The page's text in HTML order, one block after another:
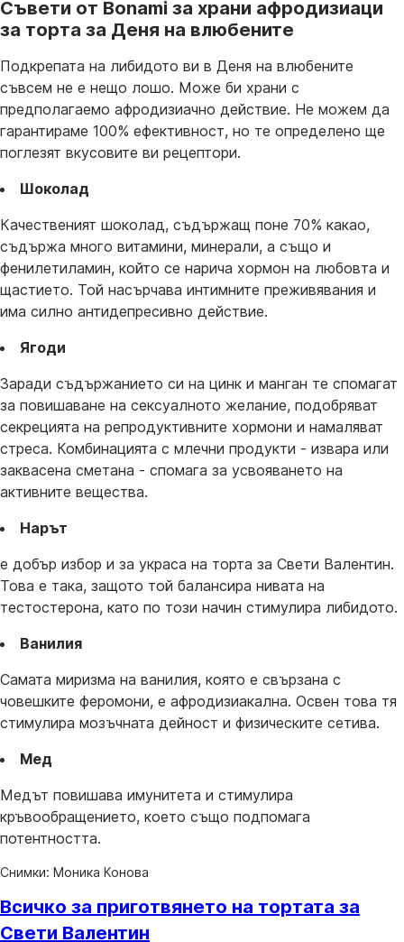
Съвети от Bonami за храни афродизиаци
за торта за Деня на влюбените
Подкрепата на либидото ви в Деня на влюбените
съвсем не е нещо лошо. Може би храни с
предполагаемо афродизиачно действие. Не можем да
гарантираме 100% ефективност, но те определено ще
поглезят вкусовите ви рецептори.
Шоколад
Качественият шоколад, съдържащ поне 70% какао,
съдържа много витамини, минерали, а също и
фенилетиламин, който се нарича хормон на любовта и
щастието. Той насърчава интимните преживявания и
има силно антидепресивно действие.
Ягоди
Заради съдържанието си на цинк и манган те спомагат
за повишаване на сексуалното желание, подобряват
секрецията на репродуктивните хормони и намаляват
стреса. Комбинацията с млечни продукти - извара или
заквасена сметана - спомага за усвояването на
активните вещества.
Нарът
е добър избор и за украса на торта за Свети Валентин.
Това е така, защото той балансира нивата на
тестостерона, като по този начин стимулира либидото.
Ванилия
Самата миризма на ванилия, която е свързана с
човешките феромони, е афродизиакална. Освен това тя
стимулира мозъчната дейност и физическите сетива.
Мед
Медът повишава имунитета и стимулира
кръвообращението, което също подпомага
потентността.
Снимки: Моника Конова
Всичко за приготвянето на тортата за
Свети Валентин